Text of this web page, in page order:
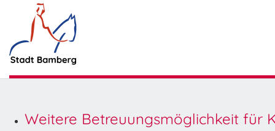
Weitere Betreuungsmöglichkeit für